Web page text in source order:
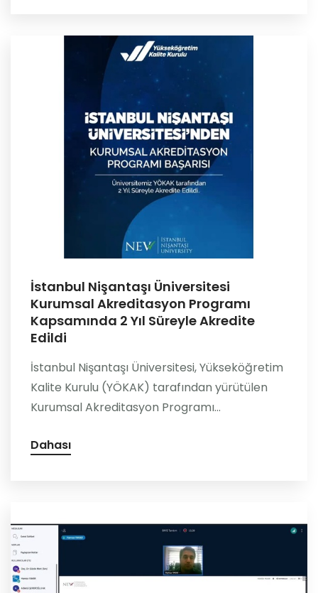
İstanbul Nişantaşı Üniversitesi
Kurumsal Akreditasyon Programı
Kapsamında 2 Yıl Süreyle Akredite
Edildi
İstanbul Nişantaşı Üniversitesi, Yükseköğretim
Kalite Kurulu (YÖKAK) tarafından yürütülen
Kurumsal Akreditasyon Programı...
Dahası